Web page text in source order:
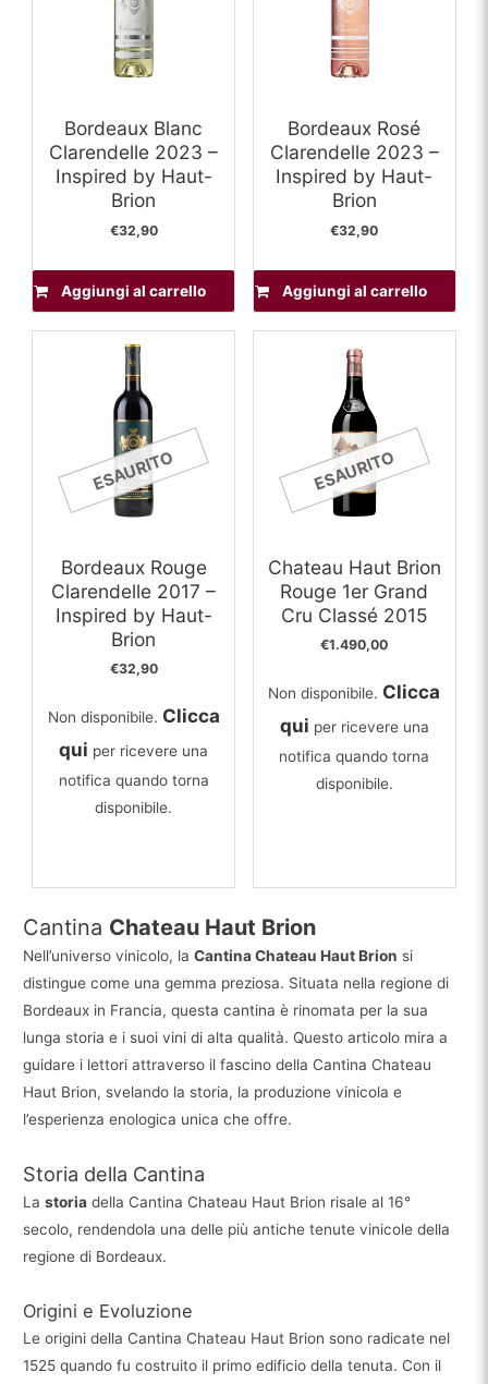
Bordeaux Blanc
Clarendelle 2023 –
Inspired by Haut-
Brion
€32,90
Aggiungi al carrello
Bordeaux Rosé
Clarendelle 2023 –
Inspired by Haut-
Brion
€32,90
Aggiungi al carrello
ESAURITO
Bordeaux Rouge
Clarendelle 2017 –
Inspired by Haut-
Brion
€32,90
Non disponibile. Clicca
qui per ricevere una
notifica quando torna
disponibile.
ESAURITO
Chateau Haut Brion
Rouge 1er Grand
Cru Classé 2015
€1.490,00
Non disponibile. Clicca
qui per ricevere una
notifica quando torna
disponibile.
Cantina Chateau Haut Brion
Nell’universo vinicolo, laCantina Chateau Haut Brion si
distingue come una gemma preziosa. Situata nella regione di
Bordeaux in Francia, questa cantina è rinomata per la sua
lunga storia e i suoi vini di alta qualità. Questo articolo mira a
guidare i lettori attraverso il fascino della Cantina Chateau
Haut Brion, svelando la storia, la produzione vinicola e
l’esperienza enologica unica che offre.
Storia della Cantina
Lastoria della Cantina Chateau Haut Brion risale al 16°
secolo, rendendola una delle più antiche tenute vinicole della
regione di Bordeaux.
Origini e Evoluzione
Le origini della Cantina Chateau Haut Brion sono radicate nel
1525 quando fu costruito il primo edificio della tenuta. Con il